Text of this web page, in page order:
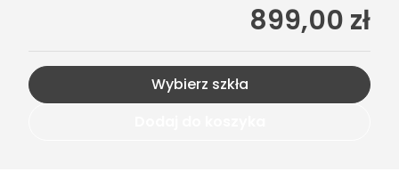
899,00 zł
Wybierz szkła